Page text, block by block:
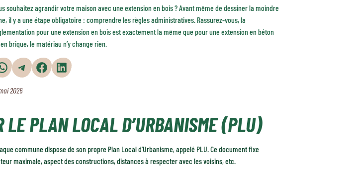
souhaitez agrandir votre maison avec une extension en bois ? Avant même de dessiner la moindre
il y a une étape obligatoire : comprendre les règles administratives. Rassurez-vous, la
pour une extension en bois est exactement la même que pour une extension en béton
brique, le matériau n’y change rien.
Partager sur WhatsApp Partager sur Telegram Partager sur Facebook Partager sur LinkedIn
2026
LE PLAN LOCAL D’URBANISME (PLU)
commune dispose de son propre Plan Local d’Urbanisme, appelé PLU. Ce document fixe
maximale, aspect des constructions, distances à respecter avec les voisins, etc.